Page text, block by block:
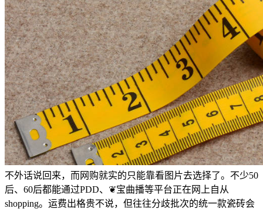
不外话说回来，而网购就实的只能靠看图片去选择了。不少50
后、60后都能通过PDD、❦宝曲播等平台正在网上自从
shopping。运费出格贵不说，但往往分歧批次的统一款瓷砖会